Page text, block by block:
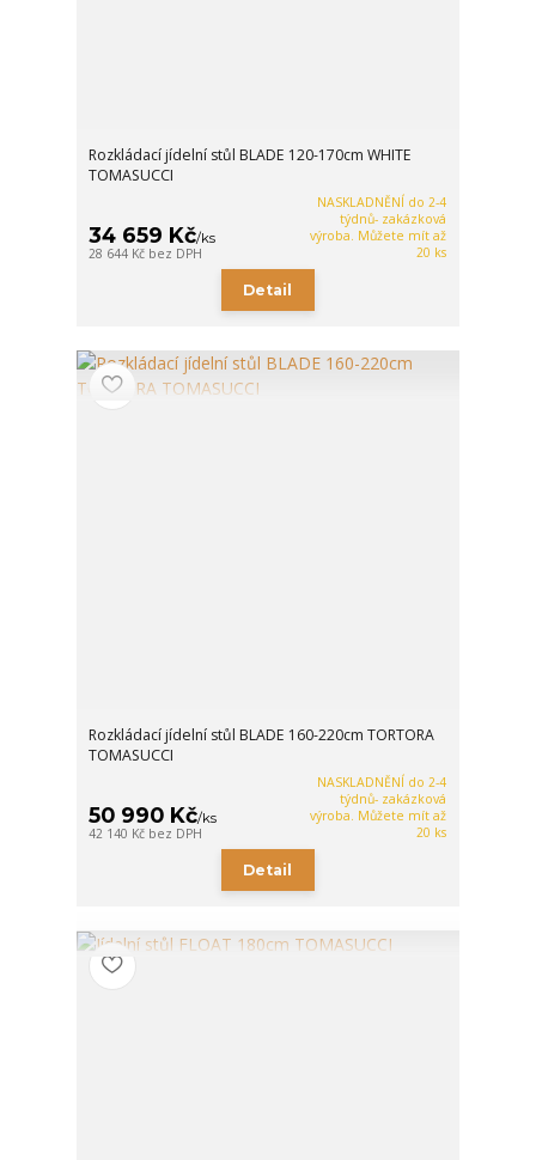
Rozkládací jídelní stůl BLADE 120-170cm WHITE
TOMASUCCI
34 659 Kč/ks
28 644 Kč bez DPH
NASKLADNĚNÍ do 2-4
týdnů- zakázková
výroba. Můžete mít až
20 ks
Detail
Rozkládací jídelní stůl BLADE 160-220cm TORTORA
TOMASUCCI
50 990 Kč/ks
42 140 Kč bez DPH
NASKLADNĚNÍ do 2-4
týdnů- zakázková
výroba. Můžete mít až
20 ks
Detail